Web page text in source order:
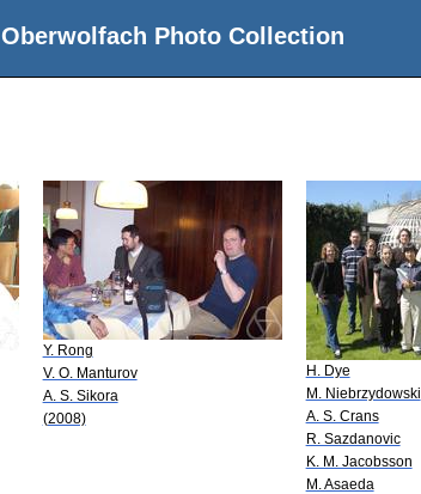
Oberwolfach Photo Collection
Y. Rong
V. O. Manturov
A. S. Sikora
(2008)
H. Dye
M. Niebrzydowski
A. S. Crans
R. Sazdanovic
K. M. Jacobsson
M. Asaeda